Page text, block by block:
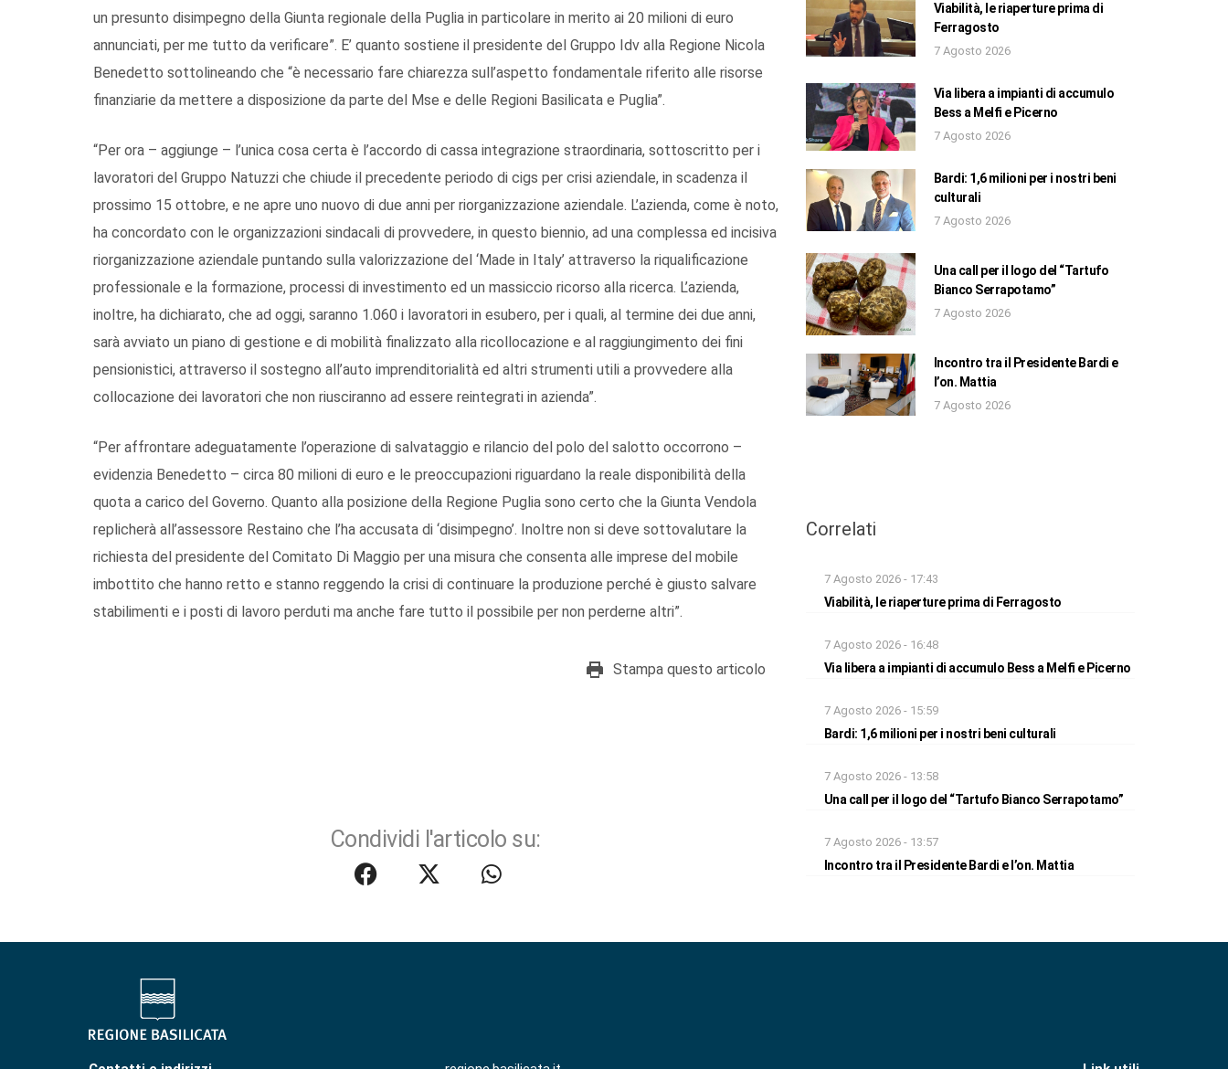
un presunto disimpegno della Giunta regionale della Puglia in particolare in merito ai 20 milioni di euro
annunciati, per me tutto da verificare”. E’ quanto sostiene il presidente del Gruppo Idv alla Regione Nicola
Benedetto sottolineando che “è necessario fare chiarezza sull’aspetto fondamentale riferito alle risorse
finanziarie da mettere a disposizione da parte del Mse e delle Regioni Basilicata e Puglia”.
“Per ora – aggiunge – l’unica cosa certa è l’accordo di cassa integrazione straordinaria, sottoscritto per i
lavoratori del Gruppo Natuzzi che chiude il precedente periodo di cigs per crisi aziendale, in scadenza il
prossimo 15 ottobre, e ne apre uno nuovo di due anni per riorganizzazione aziendale. L’azienda, come è noto,
ha concordato con le organizzazioni sindacali di provvedere, in questo biennio, ad una complessa ed incisiva
riorganizzazione aziendale puntando sulla valorizzazione del ‘Made in Italy’ attraverso la riqualificazione
professionale e la formazione, processi di investimento ed un massiccio ricorso alla ricerca. L’azienda,
inoltre, ha dichiarato, che ad oggi, saranno 1.060 i lavoratori in esubero, per i quali, al termine dei due anni,
sarà avviato un piano di gestione e di mobilità finalizzato alla ricollocazione e al raggiungimento dei fini
pensionistici, attraverso il sostegno all’auto imprenditorialità ed altri strumenti utili a provvedere alla
collocazione dei lavoratori che non riusciranno ad essere reintegrati in azienda”.
“Per affrontare adeguatamente l’operazione di salvataggio e rilancio del polo del salotto occorrono –
evidenzia Benedetto – circa 80 milioni di euro e le preoccupazioni riguardano la reale disponibilità della
quota a carico del Governo. Quanto alla posizione della Regione Puglia sono certo che la Giunta Vendola
replicherà all’assessore Restaino che l’ha accusata di ‘disimpegno’. Inoltre non si deve sottovalutare la
richiesta del presidente del Comitato Di Maggio per una misura che consenta alle imprese del mobile
imbottito che hanno retto e stanno reggendo la crisi di continuare la produzione perché è giusto salvare
stabilimenti e i posti di lavoro perduti ma anche fare tutto il possibile per non perderne altri”.
Stampa questo articolo
Condividi l'articolo su:
Viabilità, le riaperture prima di
Ferragosto
7 Agosto 2026
Via libera a impianti di accumulo
Bess a Melfi e Picerno
7 Agosto 2026
Bardi: 1,6 milioni per i nostri beni
culturali
7 Agosto 2026
Una call per il logo del “Tartufo
Bianco Serrapotamo”
7 Agosto 2026
Incontro tra il Presidente Bardi e
l’on. Mattia
7 Agosto 2026
Correlati
7 Agosto 2026 - 17:43
Viabilità, le riaperture prima di Ferragosto
7 Agosto 2026 - 16:48
Via libera a impianti di accumulo Bess a Melfi e Picerno
7 Agosto 2026 - 15:59
Bardi: 1,6 milioni per i nostri beni culturali
7 Agosto 2026 - 13:58
Una call per il logo del “Tartufo Bianco Serrapotamo”
7 Agosto 2026 - 13:57
Incontro tra il Presidente Bardi e l’on. Mattia